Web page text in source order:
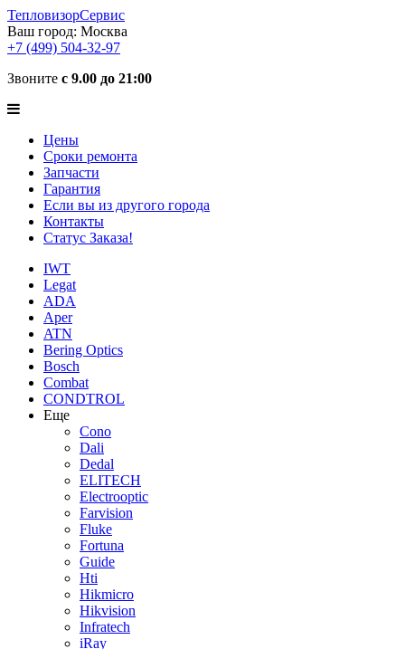
ТепловизорСервис
Ваш город: Москва
+7 (499) 504-32-97
Звоните с 9.00 до 21:00
Цены
Сроки ремонта
Запчасти
Гарантия
Если вы из другого города
Контакты
Статус Заказа!
IWT
Legat
ADA
Aper
ATN
Bering Optics
Bosch
Combat
CONDTROL
Еще
Cono
Dali
Dedal
ELITECH
Electrooptic
Farvision
Fluke
Fortuna
Guide
Hti
Hikmicro
Hikvision
Infratech
iRay